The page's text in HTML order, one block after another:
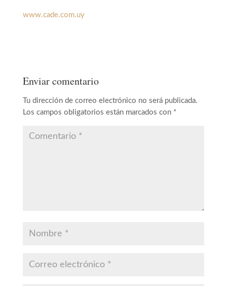
www.cade.com.uy
Enviar comentario
Tu dirección de correo electrónico no será publicada.
Los campos obligatorios están marcados con *